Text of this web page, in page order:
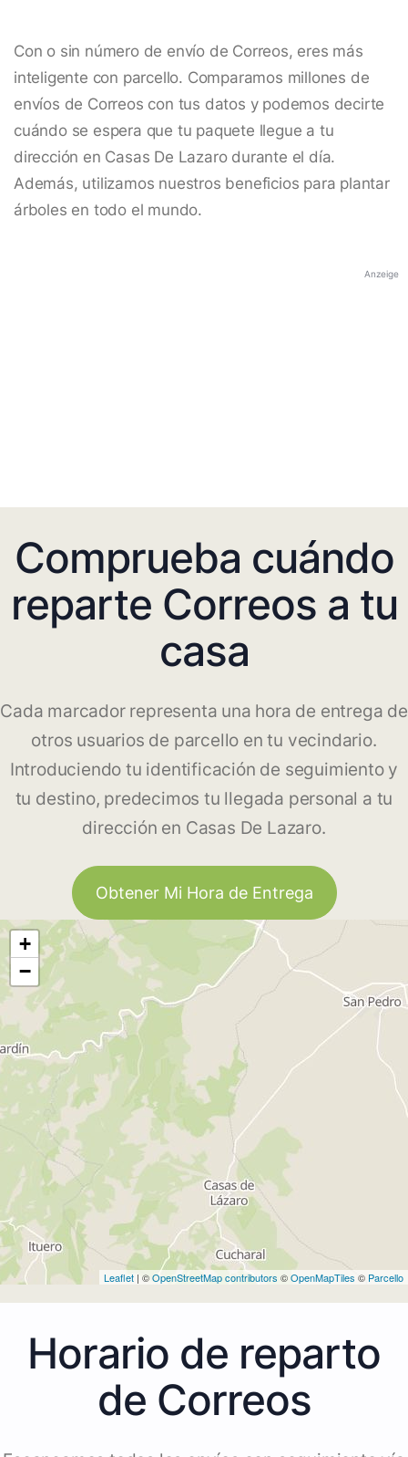
Con o sin número de envío de Correos, eres más
inteligente con parcello. Comparamos millones de
envíos de Correos con tus datos y podemos decirte
cuándo se espera que tu paquete llegue a tu
dirección en Casas De Lazaro durante el día.
Además, utilizamos nuestros beneficios para plantar
árboles en todo el mundo.
Anzeige
Comprueba cuándo
reparte Correos a tu
casa
Cada marcador representa una hora de entrega de
otros usuarios de parcello en tu vecindario.
Introduciendo tu identificación de seguimiento y
tu destino, predecimos tu llegada personal a tu
dirección en Casas De Lazaro.
Obtener Mi Hora de Entrega
+
−
Leaflet | ©OpenStreetMap contributors ©OpenMapTiles © Parcello
Horario de reparto
de Correos